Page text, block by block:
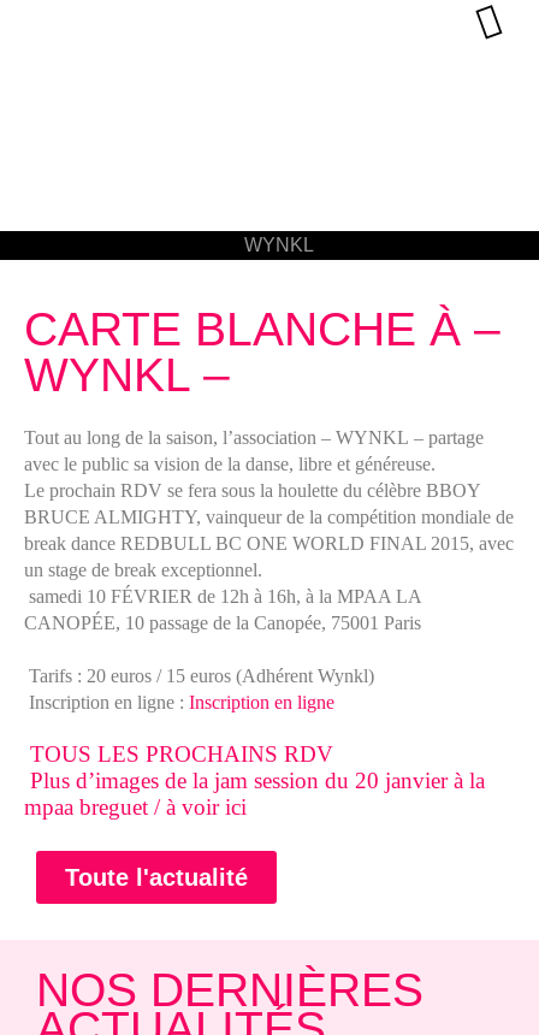
CARTE BLANCHE À –
WYNKL –
Tout au long de la saison, l’association – WYNKL – partage
avec le public sa vision de la danse, libre et généreuse.
Le prochain RDV se fera sous la houlette du célèbre BBOY
BRUCE ALMIGHTY, vainqueur de la compétition mondiale de
break dance REDBULL BC ONE WORLD FINAL 2015, avec
un stage de break exceptionnel.
samedi 10 FÉVRIER de 12h à 16h, à la MPAA LA
CANOPÉE, 10 passage de la Canopée, 75001 Paris
Tarifs : 20 euros / 15 euros (Adhérent Wynkl)
Inscription en ligne : Inscription en ligne
TOUS LES PROCHAINS RDV
Plus d’images de la jam session du 20 janvier à la
mpaa breguet / à voir ici
Toute l'actualité
NOS DERNIÈRES